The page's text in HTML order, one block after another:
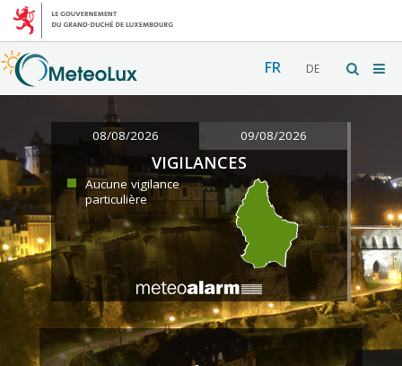
FR DE
08/08/2026 09/08/2026
VIGILANCES
Aucune vigilance
particulière